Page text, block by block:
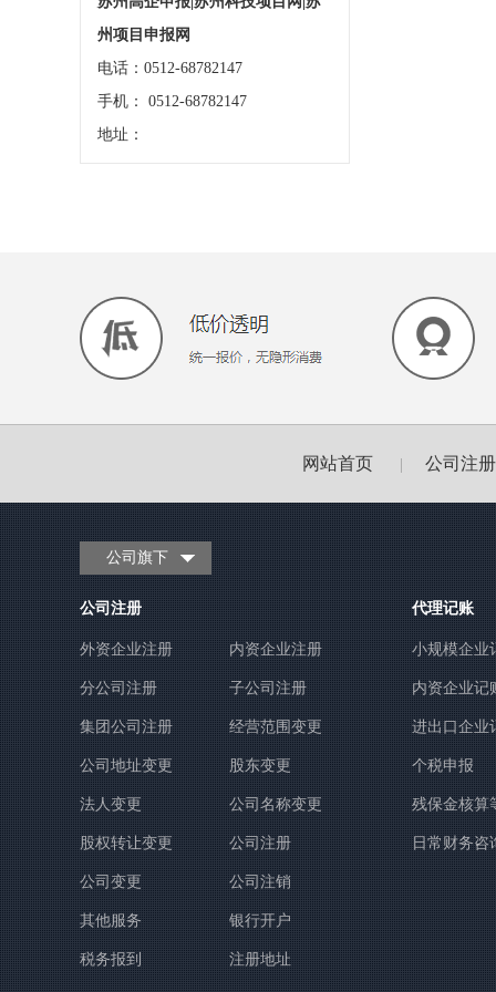
州项目申报网
电话：0512-68782147
手机： 0512-68782147
地址：
网站首页 | 公司注册
公司旗下
公司注册
外资企业注册 内资企业注册
分公司注册 子公司注册
集团公司注册 经营范围变更
公司地址变更 股东变更
法人变更 公司名称变更
股权转让变更 公司注册
公司变更 公司注销
其他服务 银行开户
税务报到 注册地址
代理记账
小规模企业
内资企业记
进出口企业
个税申报
残保金核算
日常财务咨